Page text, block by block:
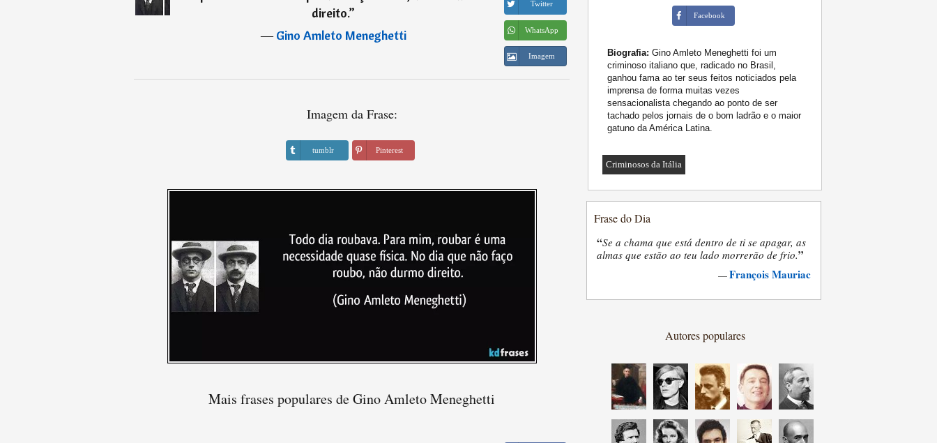
direito.”
―Gino Amleto Meneghetti
Twitter
WhatsApp
Imagem
Imagem da Frase:
tumblr Pinterest
Mais frases populares de Gino Amleto Meneghetti
Facebook
Biografia: Gino Amleto Meneghetti foi um
criminoso italiano que, radicado no Brasil,
ganhou fama ao ter seus feitos noticiados pela
imprensa de forma muitas vezes
sensacionalista chegando ao ponto de ser
tachado pelos jornais de o bom ladrão e o maior
gatuno da América Latina.
Criminosos da Itália
Frase do Dia
“Se a chama que está dentro de ti se apagar, as
almas que estão ao teu lado morrerão de frio.”
—François Mauriac
Autores populares